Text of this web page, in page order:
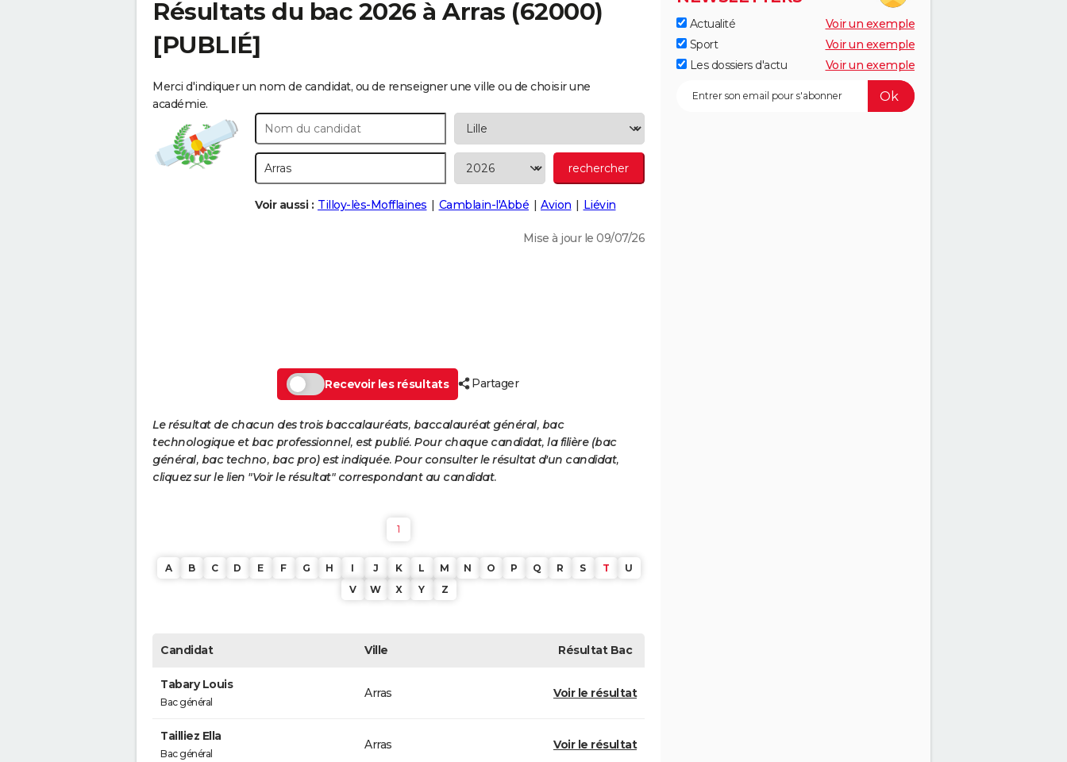
Résultats du bac 2026 à Arras (62000)
[PUBLIÉ]
Merci d'indiquer un nom de candidat, ou de renseigner une ville ou de choisir une
académie.
Voir aussi : Tilloy-lès-Mofflaines Camblain-l'Abbé Avion Liévin
Mise à jour le 09/07/26
Recevoir les résultats Partager
Le résultat de chacun des trois baccalauréats, baccalauréat général, bac
technologique et bac professionnel, est publié. Pour chaque candidat, la filière (bac
général, bac techno, bac pro) est indiquée. Pour consulter le résultat d'un candidat,
cliquez sur le lien "Voir le résultat" correspondant au candidat.
1
A B C D E F G H I J K L M N O P Q R S T
U
V
W X Y Z
Candidat Ville RésultatBac
Tabary Louis
Bac général
Arras Voir le résultat
Tailliez Ella
Bac général
Arras Voir le résultat
Actualité
Voir un exemple
Sport
Voir un exemple
Les dossiers d'actu
Voir un exemple